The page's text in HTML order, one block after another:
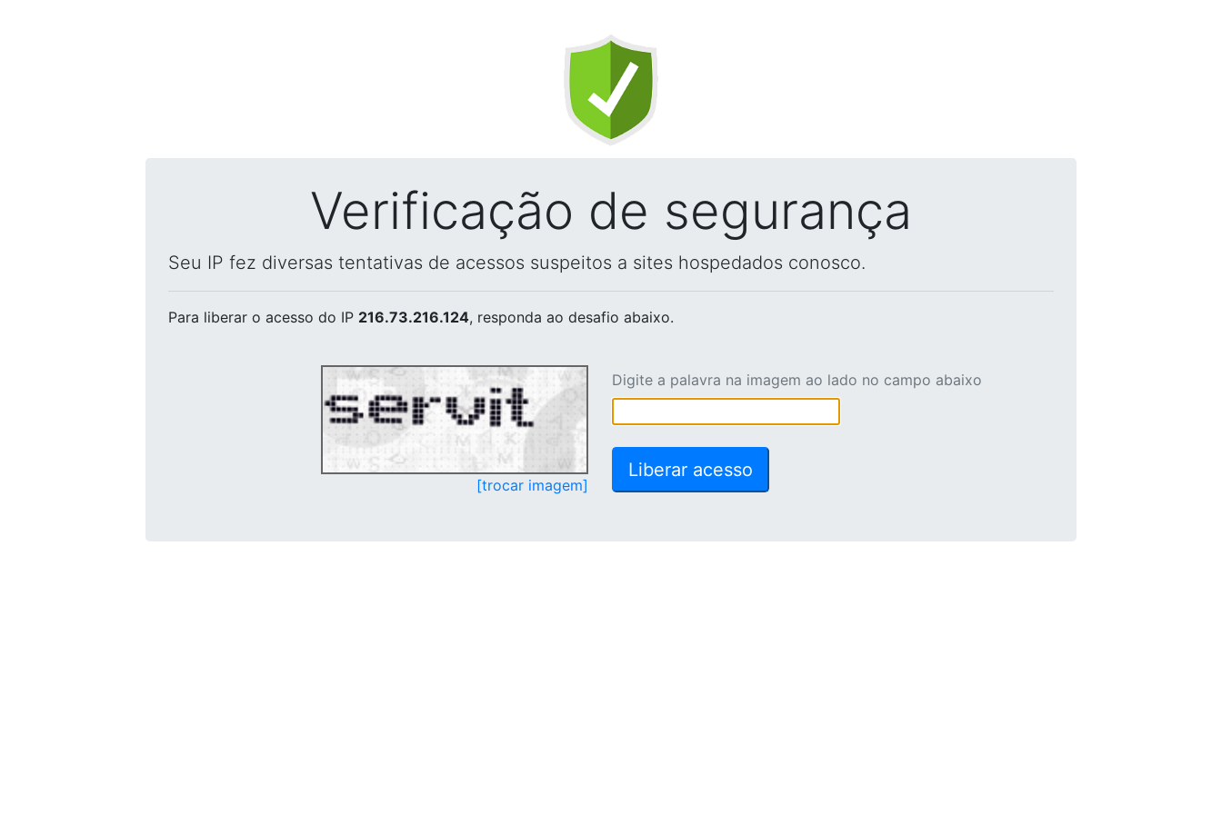
Verificação de segurança
Seu IP fez diversas tentativas de acessos suspeitos a sites hospedados conosco.
Para liberar o acesso do IP 216.73.216.124, responda ao desafio abaixo.
[trocar imagem]
Digite a palavra na imagem ao lado no campo abaixo